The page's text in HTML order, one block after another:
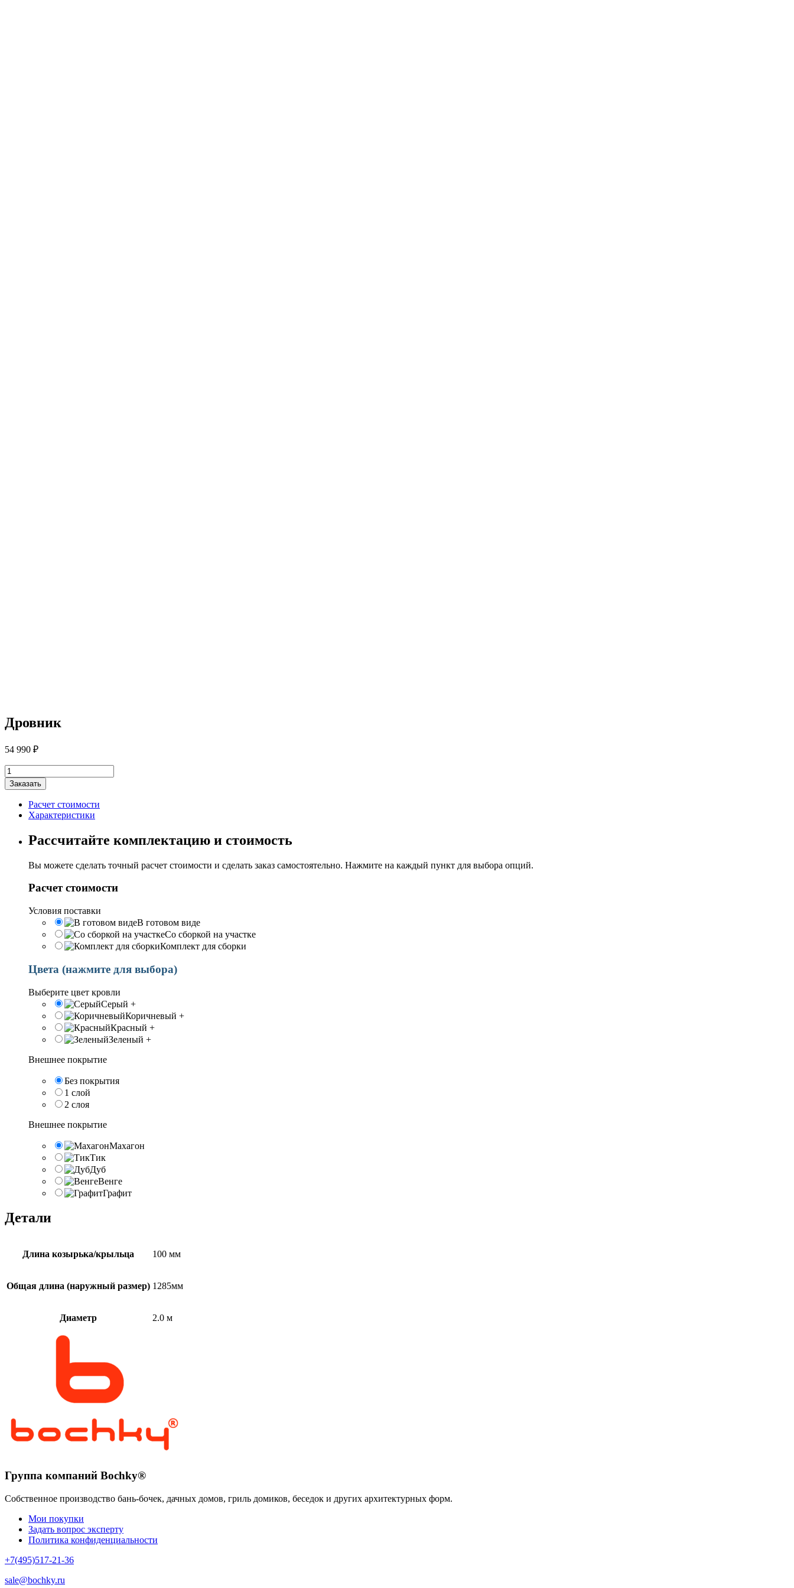
Дровник
54 990 ₽
Количество
товара
Дровник
Заказать
Расчет стоимости
Характеристики
Рассчитайте комплектацию и стоимость
Вы можете сделать точный расчет стоимости и сделать заказ самостоятельно. Нажмите на каждый пункт для выбора опций.
Расчет стоимости
Условия поставки
В готовом виде
Со сборкой на участке
Комплект для сборки
Цвета (нажмите для выбора)
Выберите цвет кровли
Серый +
Коричневый +
Красный +
Зеленый +
Внешнее покрытие
Без покрытия
1 слой
2 слоя
Внешнее покрытие
Махагон
Тик
Дуб
Венге
Графит
Детали
Длина козырька/крыльца 100 мм
Общая длина (наружный размер) 1285мм
Диаметр 2.0 м
Группа компаний Bochky®
Собственное производство бань-бочек, дачных домов, гриль домиков, беседок и других архитектурных форм.
Мои покупки
Задать вопрос эксперту
Политика конфиденциальности
+7(495)517-21-36
sale@bochky.ru